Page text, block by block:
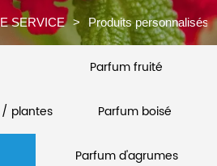
SERVICE > Produits personnalisés
Parfum fruité
/ plantes Parfum boisé
Parfum d'agrumes